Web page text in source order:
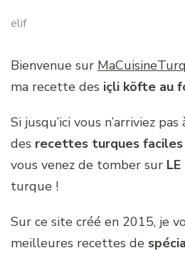
elif
Bienvenue sur
ma recette des içli köfte au
Si jusqu’ici vous n’arriviez
des recettes turques faciles
vous venez de tomber sur LE
turque !
Sur ce site créé en 2015, je
meilleures recettes de